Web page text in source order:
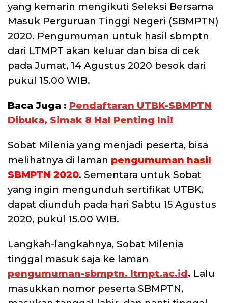
yang kemarin mengikuti Seleksi Bersama
Masuk Perguruan Tinggi Negeri (SBMPTN)
2020. Pengumuman untuk hasil sbmptn
dari LTMPT akan keluar dan bisa di cek
pada Jumat, 14 Agustus 2020 besok dari
pukul 15.00 WIB.
Baca Juga : Pendaftaran UTBK-SBMPTN
Dibuka, Simak 8 Hal Penting Ini!
Sobat Milenia yang menjadi peserta, bisa
melihatnya di laman pengumuman hasil
SBMPTN 2020. Sementara untuk Sobat
yang ingin mengunduh sertifikat UTBK,
dapat diunduh pada hari Sabtu 15 Agustus
2020, pukul 15.00 WIB.
Langkah-langkahnya, Sobat Milenia
tinggal masuk saja ke laman
pengumuman-sbmptn. ltmpt.ac.id. Lalu
masukkan nomor peserta SBMPTN,